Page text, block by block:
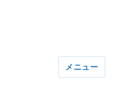
メニュー